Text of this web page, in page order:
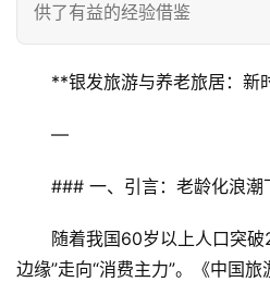
供了有益的经验借鉴
**银发旅游与养老旅居：新
—
### 一、引言：老龄化浪潮
随着我国60岁以上人口突
边缘”走向“消费主力”。《中国旅